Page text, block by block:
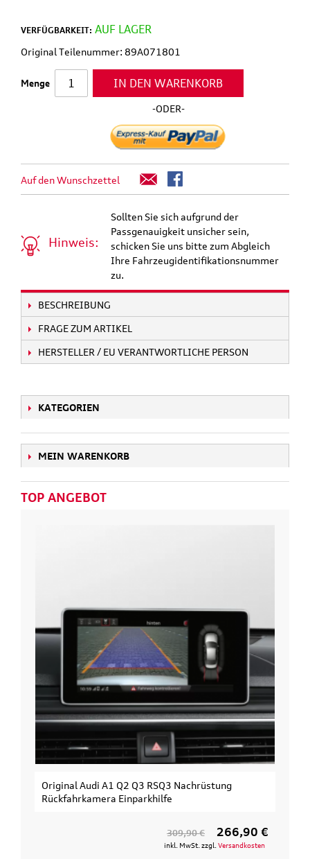
VERFÜGBARKEIT: AUF LAGER
Original Teilenummer: 89A071801
Menge IN DEN WARENKORB
-ODER-
Auf den Wunschzettel
Hinweis:
Sollten Sie sich aufgrund der
Passgenauigkeit unsicher sein,
schicken Sie uns bitte zum Abgleich
Ihre Fahrzeugidentifikationsnummer
zu.
BESCHREIBUNG
FRAGE ZUM ARTIKEL
HERSTELLER / EU VERANTWORTLICHE PERSON
KATEGORIEN
MEIN WARENKORB
TOP ANGEBOT
Original Audi A1 Q2 Q3 RSQ3 Nachrüstung
Rückfahrkamera Einparkhilfe
309,90 € 266,90 €
inkl. MwSt. zzgl.Versandkosten